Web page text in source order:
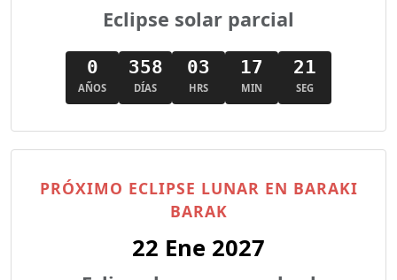
Eclipse solar parcial
0
AÑOS
358
DÍAS
03
HRS
17
MIN
20
SEG
PRÓXIMO ECLIPSE LUNAR EN BARAKI
BARAK
22 Ene 2027